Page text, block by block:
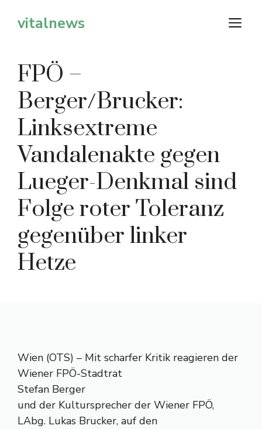
Inhaltvitalnews
FPÖ –
Berger/Brucker:
Linksextreme
Vandalenakte gegen
Lueger-Denkmal sind
Folge roter Toleranz
gegenüber linker
Hetze
Wien (OTS) – Mit scharfer Kritik reagieren der
Wiener FPÖ-Stadtrat
Stefan Berger
und der Kultursprecher der Wiener FPÖ,
LAbg. Lukas Brucker, auf den